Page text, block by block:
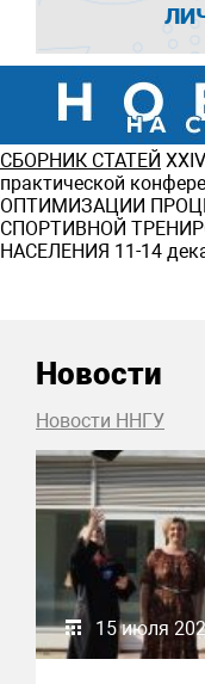
СБОРНИК СТАТЕЙ
практической
ОПТИМИЗАЦИИ
СПОРТИВНОЙ
НАСЕЛЕНИЯ 11-14
Новости
Новости ННГУ
15 июля